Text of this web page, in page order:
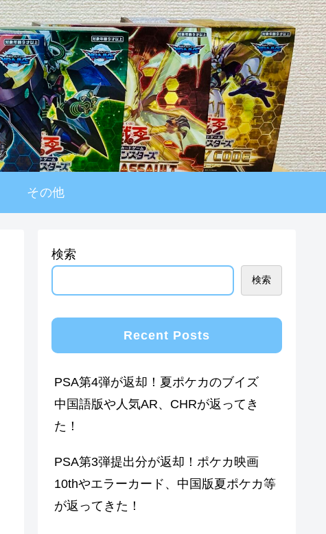
その他
検索
検索
Recent Posts
PSA第4弾が返却！夏ポケカのブイズ
中国語版や人気AR、CHRが返ってき
た！
PSA第3弾提出分が返却！ポケカ映画
10thやエラーカード、中国版夏ポケカ等
が返ってきた！